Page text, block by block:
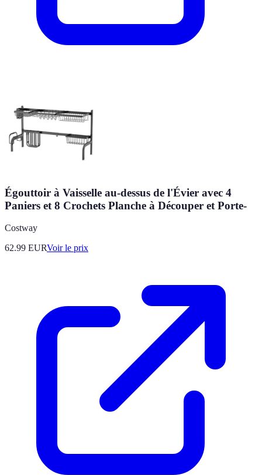
Égouttoir à Vaisselle au-dessus de l'Évier avec 4
Paniers et 8 Crochets Planche à Découper et Porte-
Costway
62.99 EURVoir le prix